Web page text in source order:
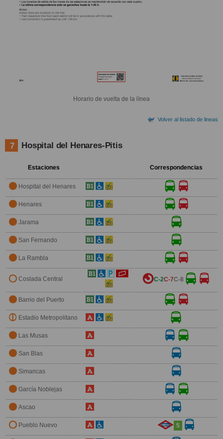
Horario de vuelta de la línea
Volver al listado de lineas
7 Hospital del Henares-Pitis
Estaciones Correspondencias
Hospital del Henares
Henares
Jarama
San Fernando
La Rambla
Coslada Central C-2C-7C-8
Barrio del Puerto
Estadio Metropolitano
Las Musas
San Blas
Simancas
García Noblejas
Ascao
Pueblo Nuevo 5